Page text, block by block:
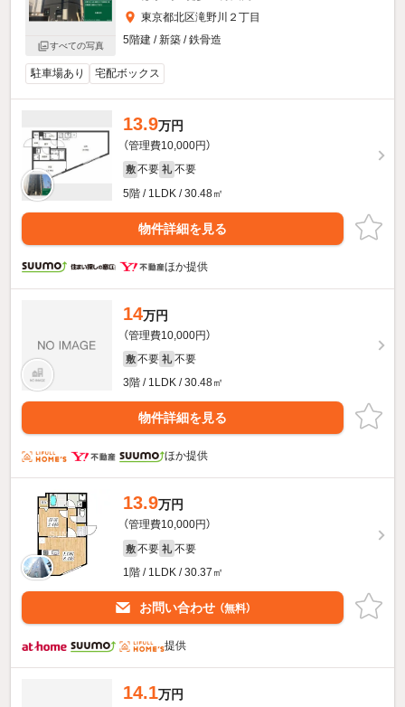
すべての写真
東京都北区滝野川２丁目
5階建 / 新築 / 鉄骨造
駐車場あり 宅配ボックス
13.9万円
（管理費10,000円）
敷 不要 礼 不要
5階 / 1LDK / 30.48㎡
物件詳細を見る
ほか提供
14万円
（管理費10,000円）
敷 不要 礼 不要
3階 / 1LDK / 30.48㎡
物件詳細を見る
ほか提供
13.9万円
（管理費10,000円）
敷 不要 礼 不要
1階 / 1LDK / 30.37㎡
お問い合わせ （無料）
提供
14.1万円